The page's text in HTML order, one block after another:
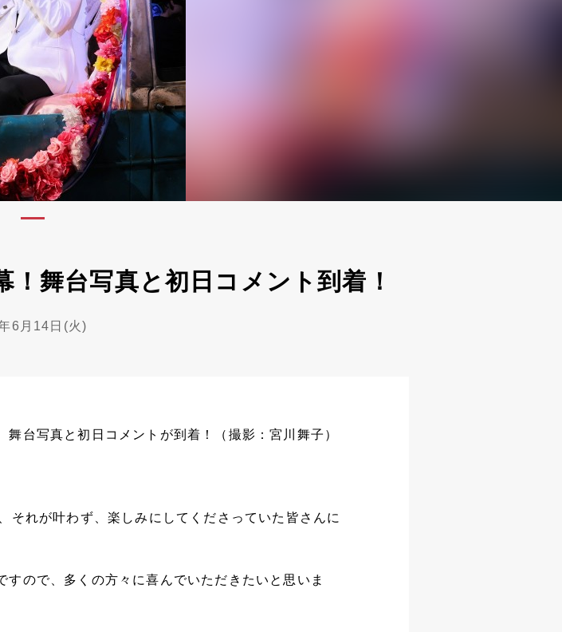
！舞台写真と初日コメント到着！
6月14日(火)
台写真と初日コメントが到着！（撮影：宮川舞子）
それが叶わず、楽しみにしてくださっていた皆さんに
ので、多くの方々に喜んでいただきたいと思いま